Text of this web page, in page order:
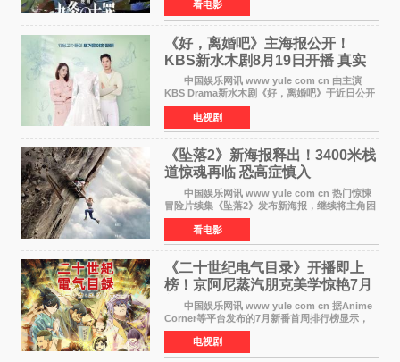
上映。柳乐优弥与SixTONES松村北斗再度联
手，为观众带来这部
看电影
《好，离婚吧》主海报公开！
KBS新水木剧8月19日开播 真实
离婚体验记来袭
中国娱乐网讯 www yule com cn 由主演
KBS Drama新水木剧《好，离婚吧》于近日公开
主海报，正式进入开播倒计时。 海报中，男
女主角背对背站立，各自望向不同方向，中央的
空白与冷漠的表情
电视剧
《坠落2》新海报释出！3400米栈
道惊魂再临 恐高症慎入
中国娱乐网讯 www yule com cn 热门惊悚
冒险片续集《坠落2》发布新海报，继续将主角困
于绝境高处——这一次，是摇摇欲坠的徒步栈
道。该片将于今年9月2日北美上映，恐高症患者
请提前做好心理
看电影
《二十世纪电气目录》开播即上
榜！京阿尼蒸汽朋克美学惊艳7月
新番季
中国娱乐网讯 www yule com cn 据Anime
Corner等平台发布的7月新番首周排行榜显示，
由京都动画制作的《二十世纪电气目录》在多个
榜单中表现亮眼，位列AniLab全球TOP10第十
名。该剧改编自结
电视剧